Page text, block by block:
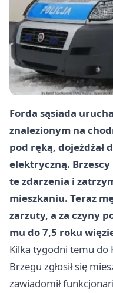
Forda sąsiada
znalezionym na
pod ręką, dojeżdżał
elektryczną.
te zdarzenia i
mieszkaniu. Teraz
zarzuty, a za czyny
mu do 7,5 roku
Kilka tygodni temu do
Brzegu zgłosił się
zawiadomił